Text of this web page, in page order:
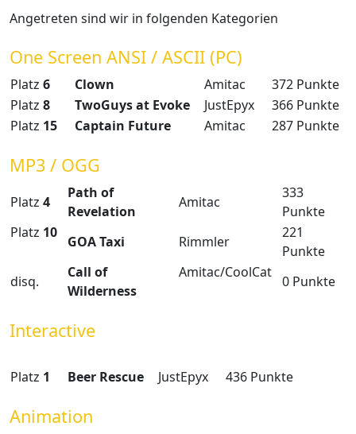
Angetreten sind wir in folgenden Kategorien
One Screen ANSI / ASCII (PC)
Platz 6 Clown Amitac
372 Punkte
Platz 8 TwoGuys at Evoke JustEpyx 366 Punkte
Platz 15 Captain Future Amitac 287 Punkte
MP3 / OGG
Platz 4
Path of
Revelation
Amitac
333
Punkte
Platz 10
GOA Taxi Rimmler
221
Punkte
disq.
Call of
Wilderness
Amitac/CoolCat
0 Punkte
Interactive
Platz 1 Beer Rescue JustEpyx 436 Punkte
Animation